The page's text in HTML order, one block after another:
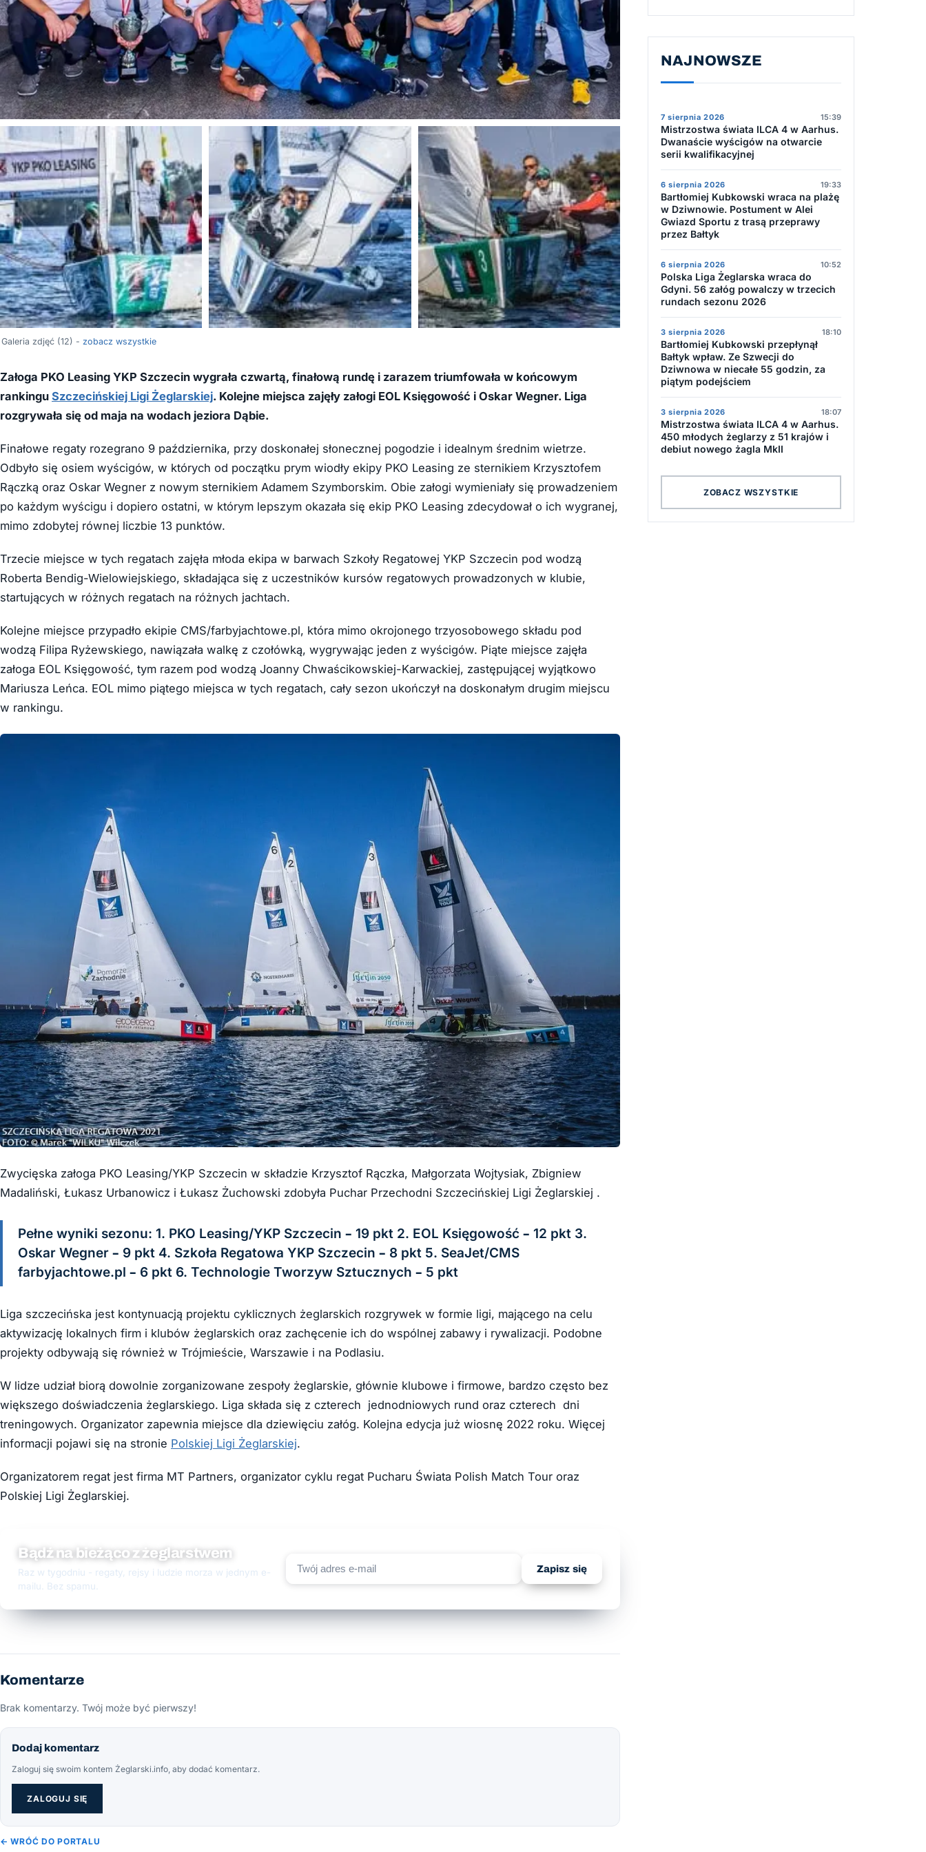
Galeria zdjęć (12) - zobacz wszystkie
Załoga PKO Leasing YKP Szczecin wygrała czwartą, finałową rundę i zarazem triumfowała w końcowym
rankingu Szczecińskiej Ligi Żeglarskiej. Kolejne miejsca zajęły załogi EOL Księgowość i Oskar Wegner. Liga
rozgrywała się od maja na wodach jeziora Dąbie.
Finałowe regaty rozegrano 9 października, przy doskonałej słonecznej pogodzie i idealnym średnim wietrze.
Odbyło się osiem wyścigów, w których od początku prym wiodły ekipy PKO Leasing ze sternikiem Krzysztofem
Rączką oraz Oskar Wegner z nowym sternikiem Adamem Szymborskim. Obie załogi wymieniały się prowadzeniem
po każdym wyścigu i dopiero ostatni, w którym lepszym okazała się ekip PKO Leasing zdecydował o ich wygranej,
mimo zdobytej równej liczbie 13 punktów.
Trzecie miejsce w tych regatach zajęła młoda ekipa w barwach Szkoły Regatowej YKP Szczecin pod wodzą
Roberta Bendig-Wielowiejskiego, składająca się z uczestników kursów regatowych prowadzonych w klubie,
startujących w różnych regatach na różnych jachtach.
Kolejne miejsce przypadło ekipie CMS/farbyjachtowe.pl, która mimo okrojonego trzyosobowego składu pod
wodzą Filipa Ryżewskiego, nawiązała walkę z czołówką, wygrywając jeden z wyścigów. Piąte miejsce zajęła
załoga EOL Księgowość, tym razem pod wodzą Joanny Chwaścikowskiej-Karwackiej, zastępującej wyjątkowo
Mariusza Leńca. EOL mimo piątego miejsca w tych regatach, cały sezon ukończył na doskonałym drugim miejscu
w rankingu.
Zwycięska załoga PKO Leasing/YKP Szczecin w składzie Krzysztof Rączka, Małgorzata Wojtysiak, Zbigniew
Madaliński, Łukasz Urbanowicz i Łukasz Żuchowski zdobyła Puchar Przechodni Szczecińskiej Ligi Żeglarskiej .
Pełne wyniki sezonu: 1. PKO Leasing/YKP Szczecin – 19 pkt 2. EOL Księgowość – 12 pkt 3.
Oskar Wegner – 9 pkt 4. Szkoła Regatowa YKP Szczecin – 8 pkt 5. SeaJet/CMS
farbyjachtowe.pl – 6 pkt 6. Technologie Tworzyw Sztucznych – 5 pkt
Liga szczecińska jest kontynuacją projektu cyklicznych żeglarskich rozgrywek w formie ligi, mającego na celu
aktywizację lokalnych firm i klubów żeglarskich oraz zachęcenie ich do wspólnej zabawy i rywalizacji. Podobne
projekty odbywają się również w Trójmieście, Warszawie i na Podlasiu.
W lidze udział biorą dowolnie zorganizowane zespoły żeglarskie, głównie klubowe i firmowe, bardzo często bez
większego doświadczenia żeglarskiego. Liga składa się z czterech jednodniowych rund oraz czterech dni
treningowych. Organizator zapewnia miejsce dla dziewięciu załóg. Kolejna edycja już wiosnę 2022 roku. Więcej
informacji pojawi się na stronie Polskiej Ligi Żeglarskiej.
Organizatorem regat jest firma MT Partners, organizator cyklu regat Pucharu Świata Polish Match Tour oraz
Polskiej Ligi Żeglarskiej.
Bądź na bieżąco z żeglarstwem
Raz w tygodniu - regaty, rejsy i ludzie morza w jednym e-
mailu. Bez spamu.
Zapisz się
Komentarze
Brak komentarzy. Twój może być pierwszy!
Dodaj komentarz
Zaloguj się swoim kontem Żeglarski.info, aby dodać komentarz.
ZALOGUJ SIĘ
← WRÓĆ DO PORTALU
NAJNOWSZE
7 sierpnia 2026 15:39
Mistrzostwa świata ILCA 4 w Aarhus.
Dwanaście wyścigów na otwarcie
serii kwalifikacyjnej
6 sierpnia 2026 19:33
Bartłomiej Kubkowski wraca na plażę
w Dziwnowie. Postument w Alei
Gwiazd Sportu z trasą przeprawy
przez Bałtyk
6 sierpnia 2026 10:52
Polska Liga Żeglarska wraca do
Gdyni. 56 załóg powalczy w trzecich
rundach sezonu 2026
3 sierpnia 2026 18:10
Bartłomiej Kubkowski przepłynął
Bałtyk wpław. Ze Szwecji do
Dziwnowa w niecałe 55 godzin, za
piątym podejściem
3 sierpnia 2026 18:07
Mistrzostwa świata ILCA 4 w Aarhus.
450 młodych żeglarzy z 51 krajów i
debiut nowego żagla MkII
ZOBACZ WSZYSTKIE